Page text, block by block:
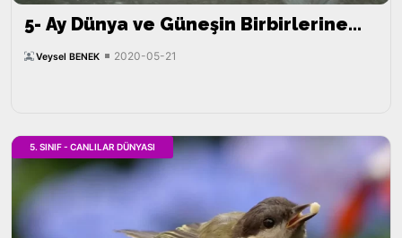
5- Ay Dünya ve Güneşin Birbirlerine
Veysel BENEK 2020-05-21
5. SINIF - CANLILAR DÜNYASI